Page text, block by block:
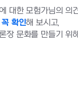
대한 모험가님의 의
확인해 보시고,
장 문화를 만들기 위